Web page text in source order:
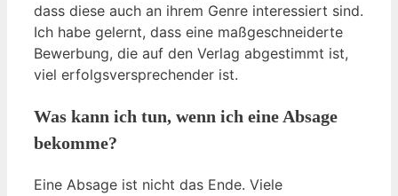
dass diese auch an ihrem Genre interessiert sind.
Ich habe gelernt, dass eine maßgeschneiderte
Bewerbung, die auf den Verlag abgestimmt ist,
viel erfolgsversprechender ist.
Was kann ich tun, wenn ich eine Absage
bekomme?
Eine Absage ist nicht das Ende. Viele